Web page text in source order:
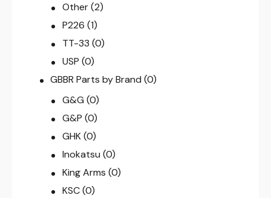
Other (2)
P226 (1)
TT-33 (0)
USP (0)
GBBR Parts by Brand (0)
G&G (0)
G&P (0)
GHK (0)
Inokatsu (0)
King Arms (0)
KSC (0)